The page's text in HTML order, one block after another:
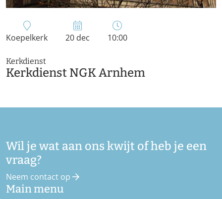
Koepelkerk 20 dec 10:00
Kerkdienst
Kerkdienst NGK Arnhem
Wil je wat aan ons kwijt of heb je een
vraag?
Neem contact op
Main menu